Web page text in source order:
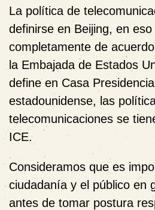
La política de
definirse en Beijing, en
completamente de
la Embajada de Estados
define en Casa
estadounidense, las
telecomunicaciones se
ICE.
Consideramos que es
ciudadanía y el público en
antes de tomar postura